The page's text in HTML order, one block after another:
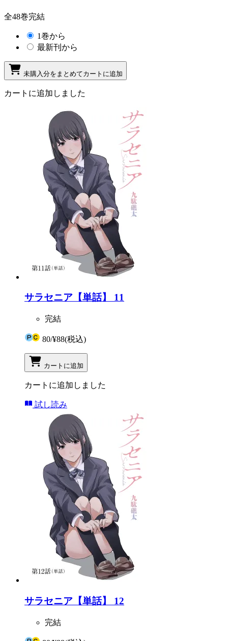
全48巻完結
1巻から
最新刊から
未購入分をまとめてカートに追加
カートに追加しました
サラセニア【単話】 11
完結
80/¥88(税込)
カートに追加
カートに追加しました
試し読み
サラセニア【単話】 12
完結